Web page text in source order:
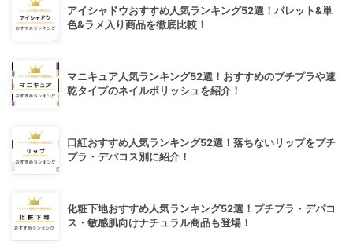
アイシャドウおすすめ人気ランキング52選！パレット&単
色&ラメ入り商品を徹底比較！
マニキュア人気ランキング52選！おすすめのプチプラや速
乾タイプのネイルポリッシュを紹介！
口紅おすすめ人気ランキング52選！落ちないリップをプチ
プラ・デパコス別に紹介！
化粧下地おすすめ人気ランキング52選！プチプラ・デパコ
ス・敏感肌向けナチュラル商品も登場！